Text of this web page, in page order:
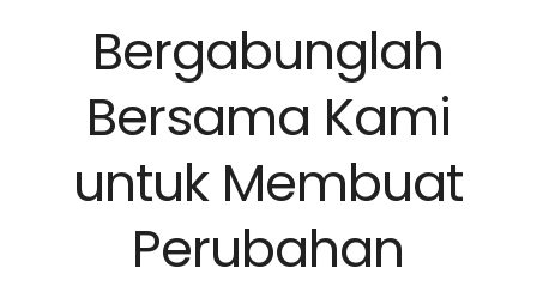
Bergabunglah
Bersama Kami
untuk Membuat
Perubahan